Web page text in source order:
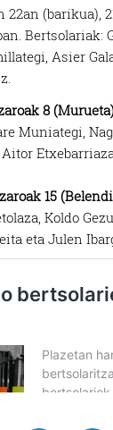
(barikua),
Bertsolariak:
Asier
8
Muniategi,
15
Koldo
eta Julen